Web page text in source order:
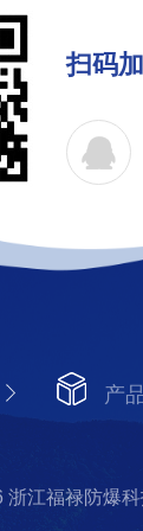
扫码
产
浙江福禄防爆